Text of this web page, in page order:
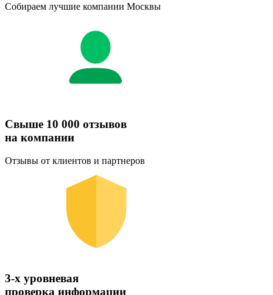
Собираем лучшие компании Москвы
Свыше 10 000 отзывов
на компании
Отзывы от клиентов и партнеров
3-х уровневая
проверка информации